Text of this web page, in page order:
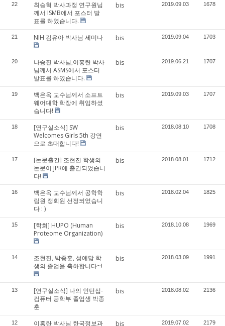
22
최승혁 박사과정 연구원님
께서 ISMB에서 포스터 발
표를 하였습니다.
bis 2019.09.03 1678
21 NIH 김유아 박사님 세미나 bis 2019.09.04 1703
20
나승진 박사님,이홍란 박사
님께서 ASMS에서 포스터
발표를 하였습니다.
bis 2019.06.21 1707
19
백은옥 교수님께서 소프트
웨어대학 학장에 취임하셨
습니다!
bis 2019.09.03 1707
18
[연구실소식] SW
Welcomes Girls 5th 강연
으로 초대합니다!
bis 2018.08.10 1708
17
[논문출간] 조현진 학생의
논문이 JPR에 출간되었습니
다!
bis 2018.08.01 1712
16
백은옥 교수님께서 공학학
림원 정회원 선정되었습니
다 : )
bis 2018.02.04 1825
15
[학회] HUPO (Human
Proteome Organization)
bis 2018.10.08 1969
14
조현진, 박종훈, 성예닮 학
생의 졸업을 축하합니다~!
bis 2018.03.09 1991
13
[연구실소식] 나의 인턴십-
컴퓨터 공학부 졸업생 박종
훈
bis 2018.08.02 2136
12
이홍란 박사님 한국정보과
bis 2019.07.02 2179